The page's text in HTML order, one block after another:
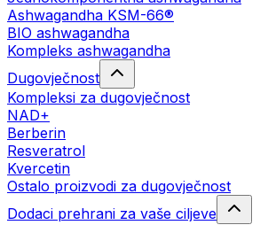
Ashwagandha KSM-66®
BIO ashwagandha
Kompleks ashwagandha
Dugovječnost
Kompleksi za dugovječnost
NAD+
Berberin
Resveratrol
Kvercetin
Ostalo proizvodi za dugovječnost
Dodaci prehrani za vaše ciljeve